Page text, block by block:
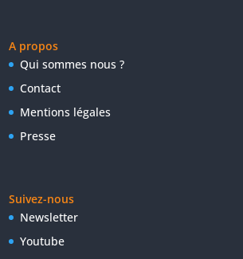
A propos
Qui sommes nous ?
Contact
Mentions légales
Presse
Suivez-nous
Newsletter
Youtube